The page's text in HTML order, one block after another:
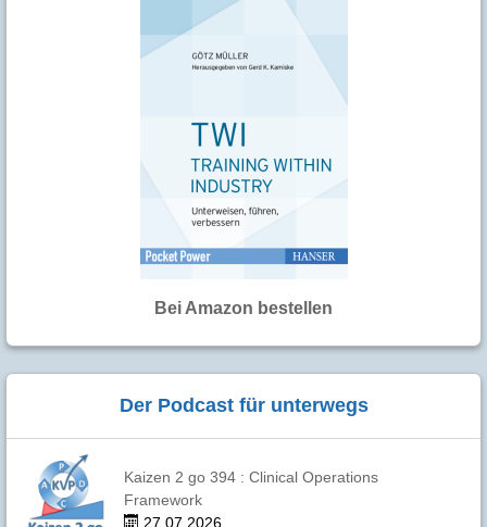
Bei Amazon bestellen
Der Podcast für unterwegs
Kaizen 2 go 394 : Clinical Operations
Framework
27.07.2026